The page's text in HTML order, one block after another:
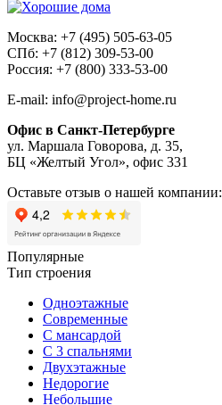
Москва: +7 (495) 505-63-05
СПб: +7 (812) 309-53-00
Россия: +7 (800) 333-53-00
E-mail: info@project-home.ru
Офис в Санкт-Петербурге
ул. Маршала Говорова, д. 35,
БЦ «Желтый Угол», офис 331
Оставьте отзыв о нашей компании:
Популярные
Тип строения
Одноэтажные
Современные
С мансардой
С 3 спальнями
Двухэтажные
Недорогие
Небольшие